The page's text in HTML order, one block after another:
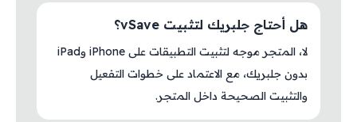
هل أحتاج جلبريك لتثبيت vSave؟
لا، المتجر موجه لتثبيت التطبيقات على iPhone وiPad
بدون جلبريك، مع الاعتماد على خطوات التفعيل
والتثبيت الصحيحة داخل المتجر.